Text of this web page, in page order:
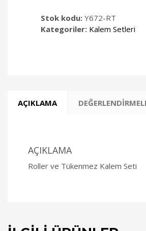
Stok kodu: Y672-RT
Kategoriler: Kalem Setleri
AÇIKLAMA
AÇIKLAMA
Roller ve Tükenmez Kalem Seti